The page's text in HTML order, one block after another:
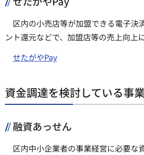
区内の小売店等が加盟できる電子決
ント還元などで、加盟店等の売上向上
せたがやPay
資金調達を検討している事
融資あっせん
区内中小企業者の事業経営に必要な